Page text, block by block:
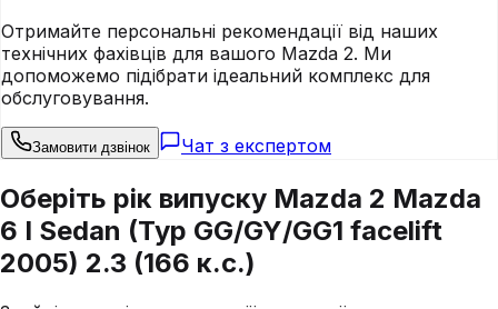
Отримайте персональні рекомендації від наших
технічних фахівців для вашого Mazda 2. Ми
допоможемо підібрати ідеальний комплекс для
обслуговування.
Замовити дзвінок Чат з експертом
Оберіть рік випуску Mazda 2 Mazda
6 I Sedan (Typ GG/GY/GG1 facelift
2005) 2.3 (166 к.с.)